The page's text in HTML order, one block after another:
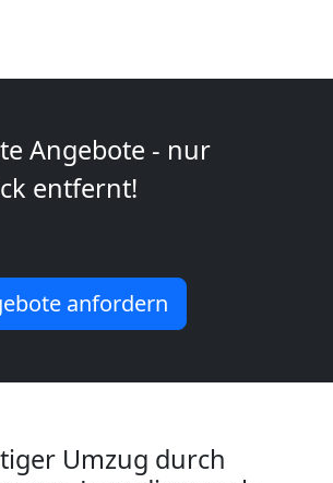
Angebote - nur
entfernt!
anfordern
Umzug durch